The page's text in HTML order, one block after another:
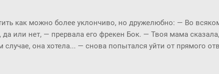
с экспертами, т.к. получается, что все богатства
от нас, нужно только их как-то найти... Информаци...
как можно более уклончиво, но дружелюбно: ― Во
или нет, ― прервала его фрекен Бок. ― Твоя мама
случае, она хотела... ― снова попытался уйти от прямого
по-моему, это не трудно. ― Представь себе, трудно, ―